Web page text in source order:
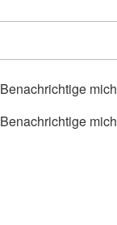
Benachrichtige
Benachrichtige